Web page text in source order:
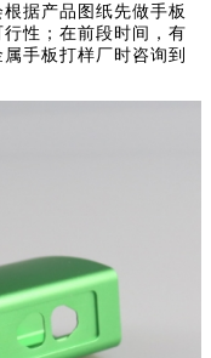
据产品图纸先做手板
性；在前段时间，有
手板打样厂时咨询到